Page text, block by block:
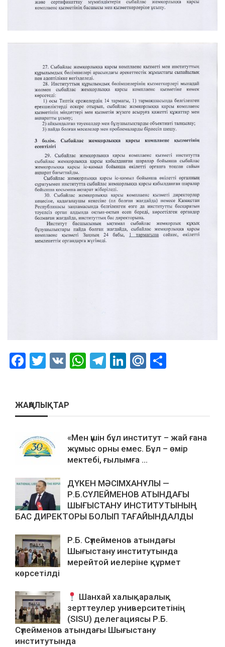
Facebook
Twitter
VK WhatsApp
Telegram
LinkedIn
Mail.Ru
ЖАҢАЛЫҚТАР
«Мен үшін бұл институт – жай ғана
жұмыс орны емес. Бұл – өмір
мектебі, ғылымға ...
ДҮКЕН МӘСІМХАНҰЛЫ —
Р.Б.СҮЛЕЙМЕНОВ АТЫНДАҒЫ
ШЫҒЫСТАНУ ИНСТИТУТЫНЫҢ
БАС ДИРЕКТОРЫ БОЛЫП ТАҒАЙЫНДАЛДЫ
Р.Б. Сүлейменов атындағы
Шығыстану институтында
мерейтой иелеріне құрмет
көрсетілді
Шанхай халықаралық
зерттеулер университетінің
(SISU) делегациясы Р.Б.
Сүлейменов атындағы Шығыстану
институтында